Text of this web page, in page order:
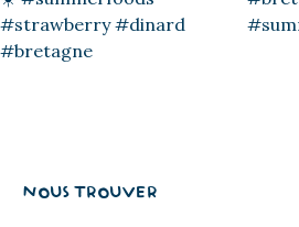
NOUS TROUVER